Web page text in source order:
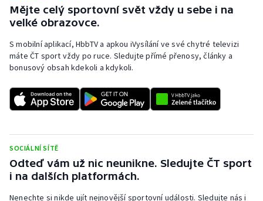
Mějte celý sportovní svět vždy u sebe i na
velké obrazovce.
S mobilní aplikací, HbbTV a apkou iVysílání ve své chytré televizi
máte ČT sport vždy po ruce. Sledujte přímé přenosy, články a
bonusový obsah kdekoli a kdykoli.
SOCIÁLNÍ SÍTĚ
Odteď vám už nic neunikne. Sledujte ČT sport
i na dalších platformách.
Nenechte si nikde ujít nejnovější sportovní události. Sledujte nás i